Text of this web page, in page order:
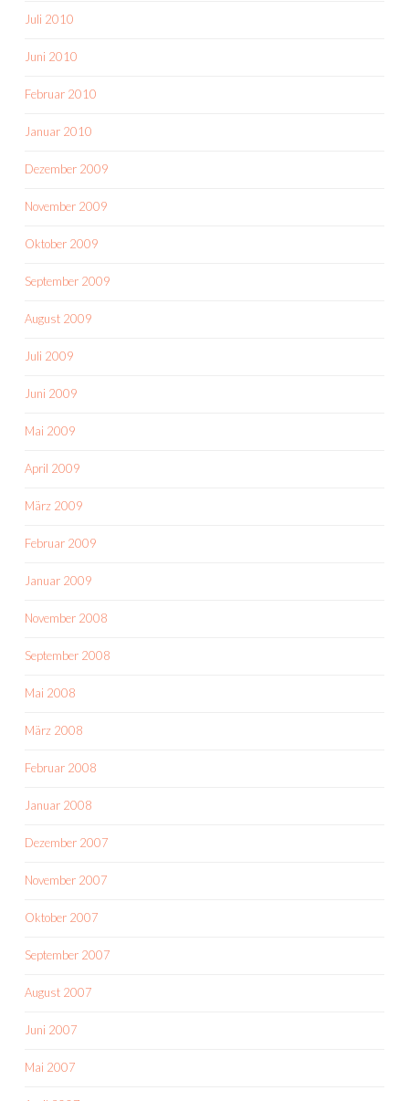
Juli 2010
Juni 2010
Februar 2010
Januar 2010
Dezember 2009
November 2009
Oktober 2009
September 2009
August 2009
Juli 2009
Juni 2009
Mai 2009
April 2009
März 2009
Februar 2009
Januar 2009
November 2008
September 2008
Mai 2008
März 2008
Februar 2008
Januar 2008
Dezember 2007
November 2007
Oktober 2007
September 2007
August 2007
Juni 2007
Mai 2007